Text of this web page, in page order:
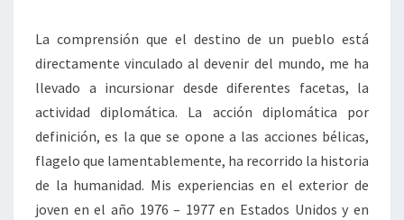
A
D
I
L
O
M
La comprensión que el destino de un pueblo está
directamente vinculado al devenir del mundo, me ha
llevado a incursionar desde diferentes facetas, la
actividad diplomática. La acción diplomática por
definición, es la que se opone a las acciones bélicas,
flagelo que lamentablemente, ha recorrido la historia
de la humanidad. Mis experiencias en el exterior de
joven en el año 1976 – 1977 en Estados Unidos y en